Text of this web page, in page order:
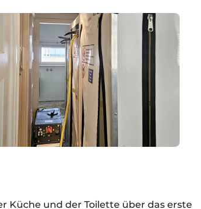
Küche und der Toilette über das erste